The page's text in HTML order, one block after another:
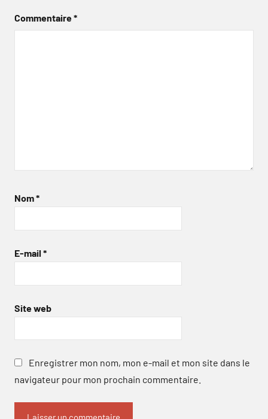
Commentaire*
Nom*
E-mail *
Site web
Enregistrer mon nom, mon e-mail et mon site dans le
navigateur pour mon prochain commentaire.